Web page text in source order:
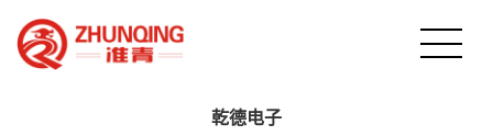
乾德电子